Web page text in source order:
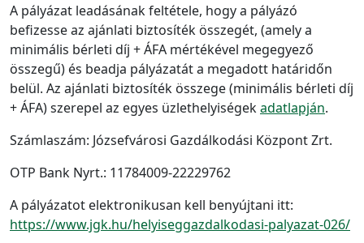
A pályázat leadásának feltétele, hogy a pályázó
befizesse az ajánlati biztosíték összegét, (amely a
minimális bérleti díj + ÁFA mértékével megegyező
összegű) és beadja pályázatát a megadott határidőn
belül. Az ajánlati biztosíték összege (minimális bérleti díj
+ ÁFA) szerepel az egyes üzlethelyiségekadatlapján.
Számlaszám: Józsefvárosi Gazdálkodási Központ Zrt.
OTP Bank Nyrt.: 11784009-22229762
A pályázatot elektronikusan kell benyújtani itt:
https://www.jgk.hu/helyiseggazdalkodasi-palyazat-026/